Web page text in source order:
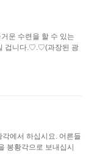
운 수련을 할 수 있는
겁니다.♡.♡(과장된 광
에서 하십시요. 어른들
봉황각으로 보내십시